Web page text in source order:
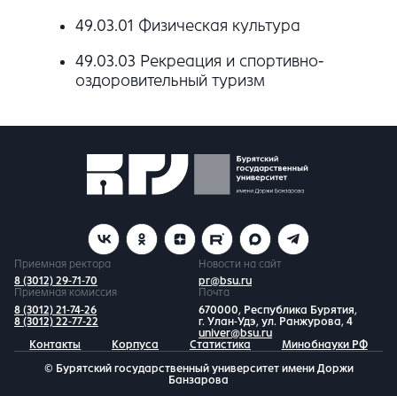
49.03.01 Физическая культура
49.03.03 Рекреация и спортивно-
оздоровительный туризм
Приемная ректора
8 (3012) 29-71-70
Новости на сайт
pr@bsu.ru
Приемная комиссия
8 (3012) 21-74-26
8 (3012) 22-77-22
Почта
670000, Республика Бурятия,
г. Улан-Удэ, ул. Ранжурова, 4
univer@bsu.ru
Контакты
Корпуса Статистика Минобнауки РФ
© Бурятский государственный университет имени Доржи
Банзарова